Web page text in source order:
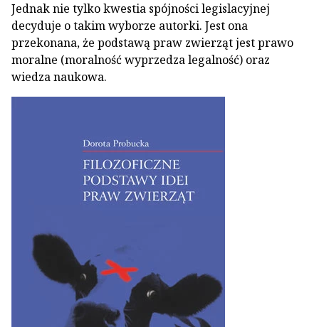
Jednak nie tylko kwestia spójności legislacyjnej
decyduje o takim wyborze autorki. Jest ona
przekonana, że podstawą praw zwierząt jest prawo
moralne (moralność wyprzedza legalność) oraz
wiedza naukowa.